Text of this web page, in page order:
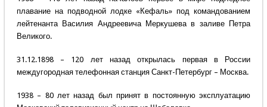
плавание на подводной лодке «Кефаль» под командованием
лейтенанта Василия Андреевича Меркушева в заливе Петра
Великого.
31.12.1898 – 120 лет назад открылась первая в России
междугородная телефонная станция Санкт-Петербург – Москва.
1938 – 80 лет назад был принят в постоянную эксплуатацию